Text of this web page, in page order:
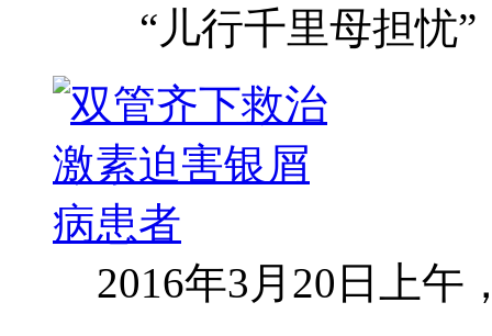
“儿行千里母担忧”
2016年3月20日上午